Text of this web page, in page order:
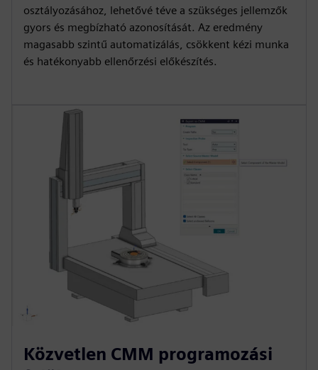
osztályozásához, lehetővé téve a szükséges jellemzők
gyors és megbízható azonosítását. Az eredmény
magasabb szintű automatizálás, csökkent kézi munka
és hatékonyabb ellenőrzési előkészítés.
Közvetlen CMM programozási